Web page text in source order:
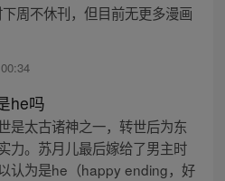
周不休刊，但目前无更多漫画
he吗
是太古诸神之一，转世后为东
力。苏月儿最后嫁给了男主时
认为是he（happy ending，好